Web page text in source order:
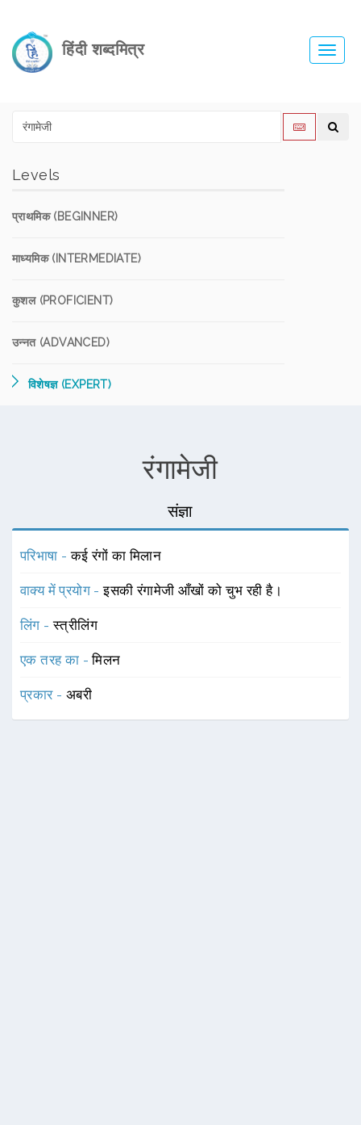
हिंदी शब्दमित्र
Levels
प्राथमिक (BEGINNER)
माध्यमिक (INTERMEDIATE)
कुशल (PROFICIENT)
उन्नत (ADVANCED)
विशेषज्ञ (EXPERT)
रंगामेजी
संज्ञा
परिभाषा -कई रंगों का मिलान
वाक्य में प्रयोग -इसकी रंगामेजी आँखों को चुभ रही है।
लिंग -स्त्रीलिंग
एक तरह का -मिलन
प्रकार - अबरी